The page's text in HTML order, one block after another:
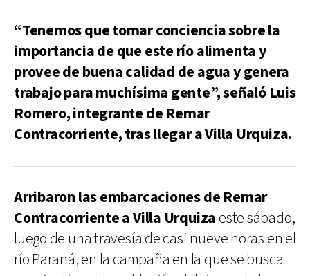
“Tenemos que tomar conciencia sobre la
importancia de que este río alimenta y
provee de buena calidad de agua y genera
trabajo para muchísima gente”, señaló Luis
Romero, integrante de Remar
Contracorriente, tras llegar a Villa Urquiza.
Arribaron las embarcaciones de Remar
Contracorriente a Villa Urquiza este sábado,
luego de una travesía de casi nueve horas en el
río Paraná, en la campaña en la que se busca